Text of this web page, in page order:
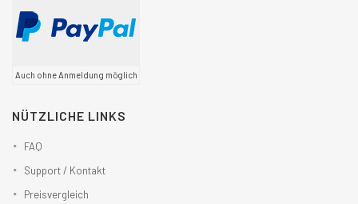
Auch ohne Anmeldung möglich
NÜTZLICHE LINKS
FAQ
Support / Kontakt
Preisvergleich